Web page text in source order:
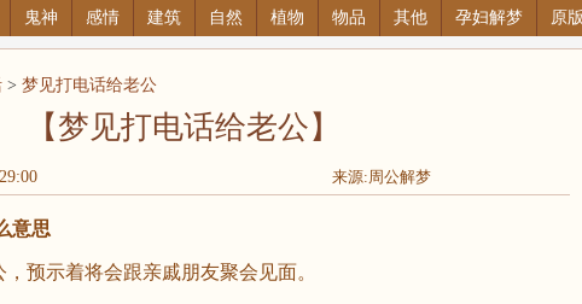
鬼神 感情 建筑 自然 植物 物品 其他 孕妇解梦 原
> 梦见打电话给老公
【梦见打电话给老公】
来源:周公解梦
意思
示着将会跟亲戚朋友聚会见面。